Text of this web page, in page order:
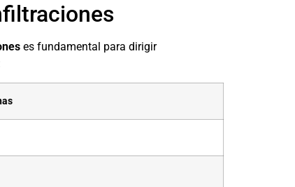
es fundamental para dirigir